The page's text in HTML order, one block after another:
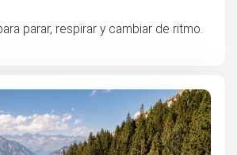
parar, respirar y cambiar de ritmo.